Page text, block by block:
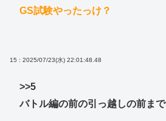
GS試験やったっけ？
15 : 2025/07/23(水) 22:01:48.48
>>5
バトル編の前の引っ越しの前ま